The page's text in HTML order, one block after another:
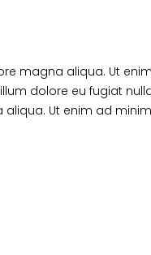
magna aliqua. Ut
dolore eu fugiat
Ut enim ad